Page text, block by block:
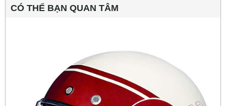
CÓ THỂ BẠN QUAN TÂM